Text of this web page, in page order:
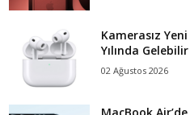
Kamerasız
Yılında Gelebilir
02 Ağustos 2026
MacBook